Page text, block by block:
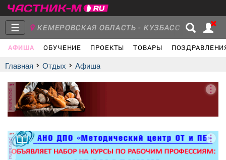
☰ КЕМЕРОВСКАЯ ОБЛАСТЬ - КУЗБАСС
АФИША ОБУЧЕНИЕ ПРОЕКТЫ ТОВАРЫ
Главная
Группы
Объявления Недвижимость Услуги
Главная Отдых афиша
реклама
реклама